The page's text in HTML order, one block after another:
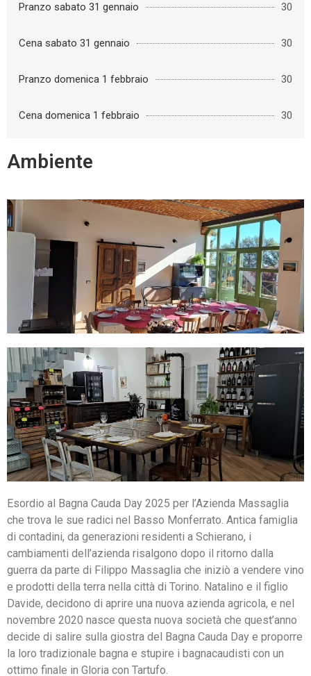
Pranzo sabato 31 gennaio 30
Cena sabato 31 gennaio 30
Pranzo domenica 1 febbraio 30
Cena domenica 1 febbraio 30
Ambiente
Esordio al Bagna Cauda Day 2025 per l’Azienda Massaglia
che trova le sue radici nel Basso Monferrato. Antica famiglia
di contadini, da generazioni residenti a Schierano, i
cambiamenti dell’azienda risalgono dopo il ritorno dalla
guerra da parte di Filippo Massaglia che iniziò a vendere vino
e prodotti della terra nella città di Torino. Natalino e il figlio
Davide, decidono di aprire una nuova azienda agricola, e nel
novembre 2020 nasce questa nuova società che quest’anno
decide di salire sulla giostra del Bagna Cauda Day e proporre
la loro tradizionale bagna e stupire i bagnacaudisti con un
ottimo finale in Gloria con Tartufo.